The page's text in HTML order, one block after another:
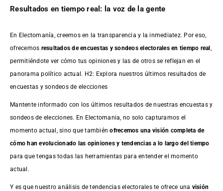
Resultados en tiempo real: la voz de la gente
En Electomanía, creemos en la transparencia y la inmediatez. Por eso,
ofrecemos resultados deencuestas y sondeos electorales en tiempo real
permitiéndote ver cómo tus opiniones y las de otros se reflejan en el
panorama político actual. H2: Explora nuestros últimos resultados de
encuestas y sondeos de elecciones
Mantente informado con los últimos resultados de nuestras encuestasy
sondeos de elecciones. En Electomania, no solo capturamos el
momento actual, sino que tambiénofrecemos una visión completa de
cómo han evolucionado las opiniones y tendencias a lo largo del tiempo
para que tengas todas las herramientas para entender el momento
actual.
Y es que nuestro análisis de tendencias electorales te ofrece una visión